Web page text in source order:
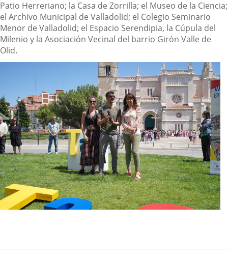
Patio Herreriano; la Casa de Zorrilla; el Museo de la Ciencia;
el Archivo Municipal de Valladolid; el Colegio Seminario
Menor de Valladolid; el Espacio Serendipia, la Cúpula del
Milenio y la Asociación Vecinal del barrio Girón Valle de
Olid.